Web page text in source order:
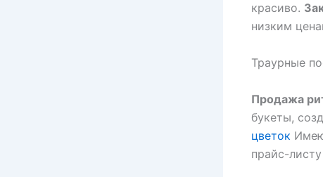
красиво.
низким
Траурные
Продажа
букеты,
цветок
прайс-